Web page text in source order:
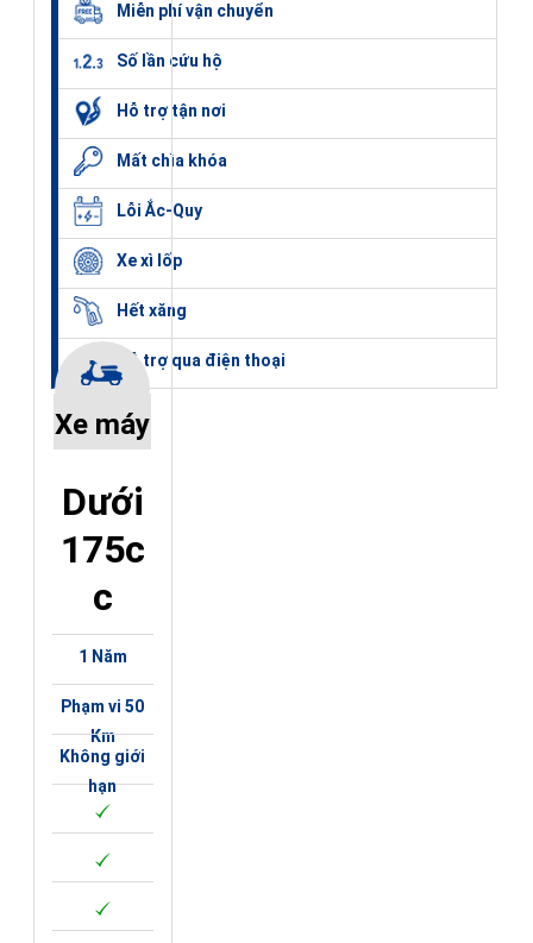
Miễn phí vận chuyển
Số lần cứu hộ
Hỗ trợ tận nơi
Mất chìa khóa
Lỗi Ắc-Quy
Xe xì lốp
Hết xăng
Hỗ trợ qua điện thoại
Xe máy
Dưới
175c
c
1 Năm
Phạm vi 50
Km
Không giới
hạn